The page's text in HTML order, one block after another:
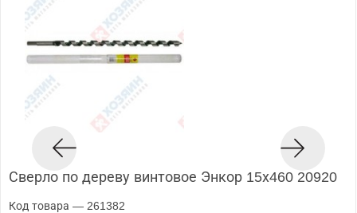
Сверло по дереву винтовое Энкор 15х460 20920
Код товара — 261382